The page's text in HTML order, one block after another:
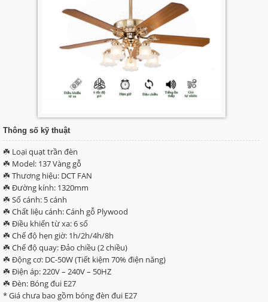
Thông số kỹ thuật
☘️ Loại quạt trần đèn
☘️ Model: 137 Vàng gỗ
☘️ Thương hiệu: DCT FAN
☘️ Đường kính: 1320mm
☘️ Số cánh: 5 cánh
☘️ Chất liệu cánh: Cánh gỗ Plywood
☘️ Điều khiển từ xa: 6 số
☘️ Chế độ hẹn giờ: 1h/2h/4h/8h
☘️ Chế độ quay: Đảo chiều (2 chiều)
☘️ Động cơ: DC-50W (Tiết kiệm 70% điện năng)
☘️ Điện áp: 220V – 240V – 50HZ
☘️ Đèn: Bóng đui E27
* Giá chưa bao gồm bóng đèn đui E27